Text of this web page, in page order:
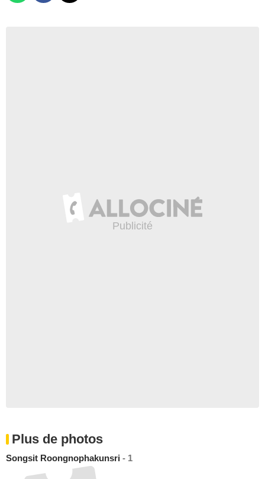
Plus de photos
Songsit Roongnophakunsri - 1